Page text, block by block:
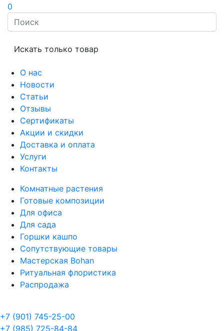
0
Искать только товар
О нас
Новости
Статьи
Отзывы
Сертификаты
Акции и скидки
Доставка и оплата
Услуги
Контакты
Комнатные растения
Готовые композиции
Для офиса
Для сада
Горшки кашпо
Сопутствующие товары
Мастерская Bohan
Ритуальная флористика
Распродажа
+7 (901) 745-25-00
+7 (985) 725-84-84